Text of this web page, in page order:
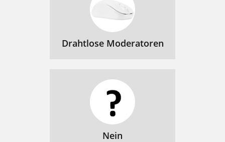
Drahtlose Moderatoren
Nein